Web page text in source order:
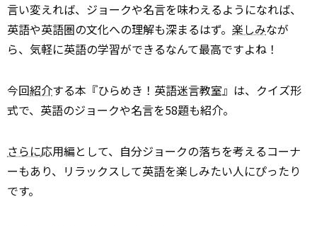
言い変えれば、ジョークや名言を味わえるようになれば、
英語や英語圏の文化への理解も深まるはず。 楽しみなが
ら、気軽に英語の学習ができるなんて最高ですよね！
今回紹介する本『ひらめき！英語迷言教室』は、クイズ形
式で、英語のジョークや名言を58題も紹介。
さらに応用編として、自分ジョークの落ちを考えるコーナ
ーもあり、リラックスして英語を楽しみたい人にぴったり
です。